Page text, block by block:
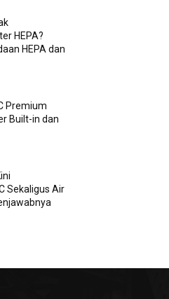
HEPA?
HEPA dan
Premium
Built-in dan
Sekaligus Air